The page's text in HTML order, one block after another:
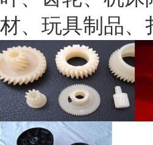
材、玩具制品、